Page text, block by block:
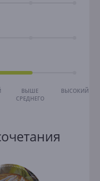
ВЫШЕ
СРЕДНЕГО
ВЫСОКИЙ